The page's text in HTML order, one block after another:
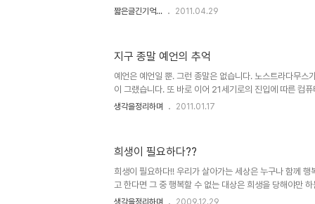
휴대전화 벨이 울립니다. 전화를 받자 마자 내가 "여보세요
이 되었지만,- 다시 들으니 발음도 영~ 시원찮고... 어설퍼
습니다.상담직원이라는 부분에서는 삼성지원이라고 들리
짧은글긴기억... 2011.04.29
지구 종말 예언의 추억
예언은 예언일 뿐. 그런 종말은 없습니다. 노스트라다무
이 그랬습니다. 또 바로 이어 21세기로의 진입에 따른 컴
을 묶어 당장이라도 어찌 될 듯했던 Y2K(2천 년)의 기억도
말 예언 1992년, 다미신인가 다미선인가라고 하는 일부 기
단(異端)이라고 했었던- 에서 시한부 종말론을 내세워
중..
생각을정리하며 2011.01.17
희생이 필요하다??
희생이 필요하다!! 우리가 살아가는 세상은 누구나 함께
고 한다면 그 중 행복할 수 없는 대상은 희생을 당해야만
행복할 수 있는 최적의 수가 존재한다면 그 수만큼 되었을
생각을정리하며 2009.12.29